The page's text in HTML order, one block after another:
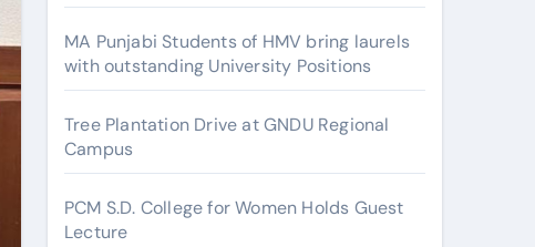
MA Punjabi Students of HMV bring laurels
with outstanding University Positions
Tree Plantation Drive at GNDU Regional
Campus
PCM S.D. College for Women Holds Guest
Lecture